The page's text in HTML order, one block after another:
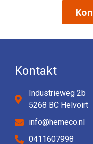
Kontakt
Industrieweg 2b
5268 BC Helvoirt
info@hemeco.nl
0411607998